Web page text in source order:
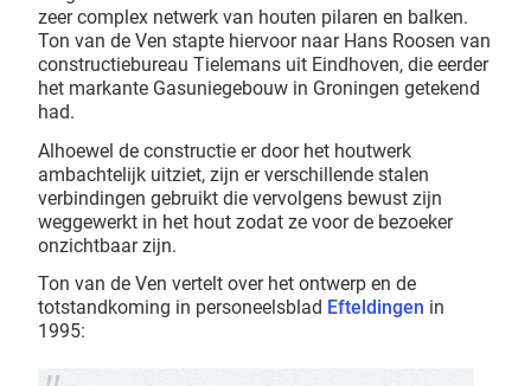
zeer complex netwerk van houten pilaren en balken.
Ton van de Ven stapte hiervoor naar Hans Roosen van
constructiebureau Tielemans uit Eindhoven, die eerder
het markante Gasuniegebouw in Groningen getekend
had.
Alhoewel de constructie er door het houtwerk
ambachtelijk uitziet, zijn er verschillende stalen
verbindingen gebruikt die vervolgens bewust zijn
weggewerkt in het hout zodat ze voor de bezoeker
onzichtbaar zijn.
Ton van de Ven vertelt over het ontwerp en de
totstandkoming in personeelsblad Efteldingen in
1995: